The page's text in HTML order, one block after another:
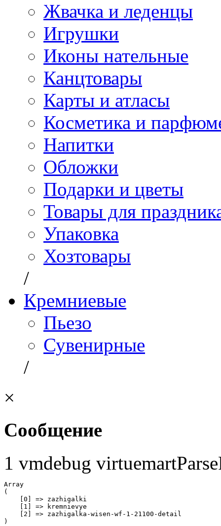
Жвачка и леденцы
Игрушки
Иконы нательные
Канцтовары
Карты и атласы
Косметика и
Напитки
Обложки
Подарки и цветы
Товары для
Упаковка
Хозтовары
/
Кремниевые
Пьезо
Сувенирные
/
×
Сообщение
1 vmdebug
Array
(
    [0] => zazhigalki
    [1] => kremnievye
    [2] => zazhigalka-wisen-wf-1-21100-detail